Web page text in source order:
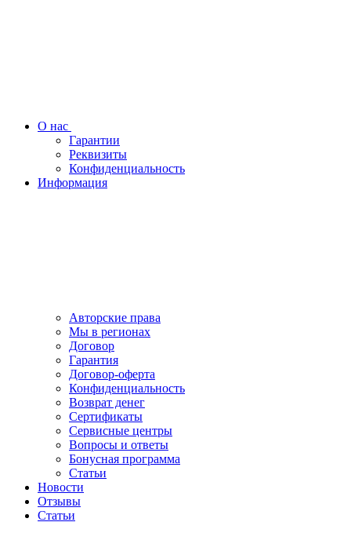
О нас
Гарантии
Реквизиты
Конфиденциальность
Информация
Авторские права
Мы в регионах
Договор
Гарантия
Договор-оферта
Конфиденциальность
Возврат денег
Сертификаты
Сервисные центры
Вопросы и ответы
Бонусная программа
Статьи
Новости
Отзывы
Статьи